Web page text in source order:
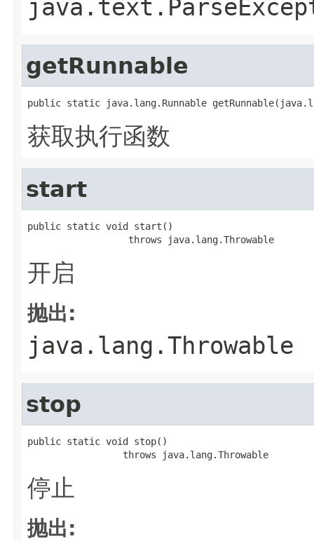
getRunnable
public static java.lang.Runnable
获取执行函数
start
public static void start()
                  throws java.lang.Throwable
开启
抛出:
java.lang.Throwable
stop
public static void stop()
                 throws java.lang.Throwable
停止
抛出: